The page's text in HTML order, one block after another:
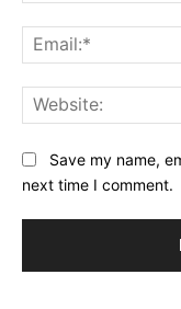
Save my name,
next time I comment.